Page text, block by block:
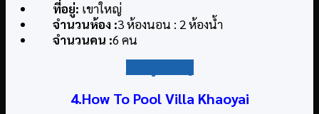
ที่อยู่: เขาใหญ่
จำนวนห้อง :3 ห้องนอน : 2 ห้องน้ำ
จำนวนคน :6 คน
4.How To Pool Villa Khaoyai